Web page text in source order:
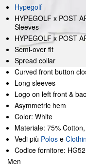
Hypegolf
HYPEGOLF x POST
Sleeves
HYPEGOLF x POST
Semi-over fit
Spread collar
Curved front button
Long sleeves
Logo on left front &
Asymmetric hem
Color: White
Materiale: 75%
Vedi più Polos e
Codice fornitore:
Men